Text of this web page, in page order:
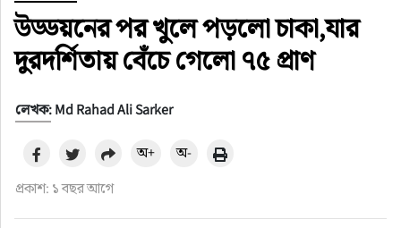
হোটেল-মোটেল-রিসোর্ট
বিদেশযাত্রা
প্রবাস
ফুড
উড্ডয়নের পর খুলে পড়লো চাকা,যার
দুরদর্শিতায় বেঁচে গেলো ৭৫ প্রাণ
লেখক: Md Rahad Ali Sarker
প্রকাশ: ১ বছর আগে
অ+ অ-